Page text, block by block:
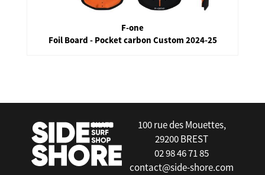
F-one
Foil Board - Pocket carbon Custom 2024-25
100 rue des Mouettes,
29200 BREST
02 98 46 71 85
contact@side-shore.com